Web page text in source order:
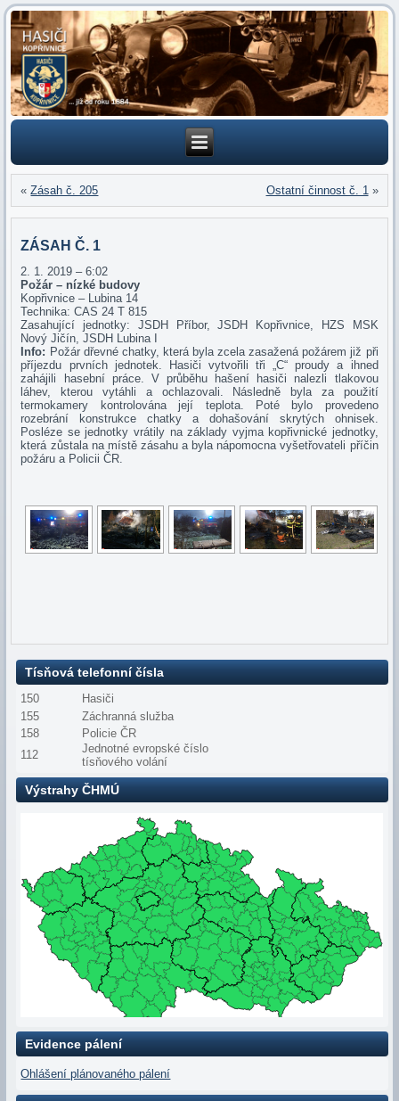
«Zásah č. 205 Ostatní činnost č. 1»
ZÁSAH Č. 1
2. 1. 2019 – 6:02
Požár – nízké budovy
Kopřivnice – Lubina 14
Technika: CAS 24 T 815
Zasahující jednotky: JSDH Příbor, JSDH Kopřivnice, HZS MSK
Nový Jičín, JSDH Lubina I
Info: Požár dřevné chatky, která byla zcela zasažená požárem již při
příjezdu prvních jednotek. Hasiči vytvořili tři „C“ proudy a ihned
zahájili hasební práce. V průběhu hašení hasiči nalezli tlakovou
láhev, kterou vytáhli a ochlazovali. Následně byla za použití
termokamery kontrolována její teplota. Poté bylo provedeno
rozebrání konstrukce chatky a dohašování skrytých ohnisek.
Posléze se jednotky vrátily na základy vyjma kopřivnické jednotky,
která zůstala na místě zásahu a byla nápomocna vyšetřovateli příčin
požáru a Policii ČR.
Tísňová telefonní čísla
150
Hasiči
155
Záchranná služba
158
Policie ČR
112
Jednotné evropské číslo
tísňového volání
Výstrahy ČHMÚ
Evidence pálení
Ohlášení plánovaného pálení